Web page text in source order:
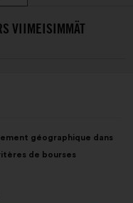
VIIMEISIMMÄT
géographique dans
de bourses